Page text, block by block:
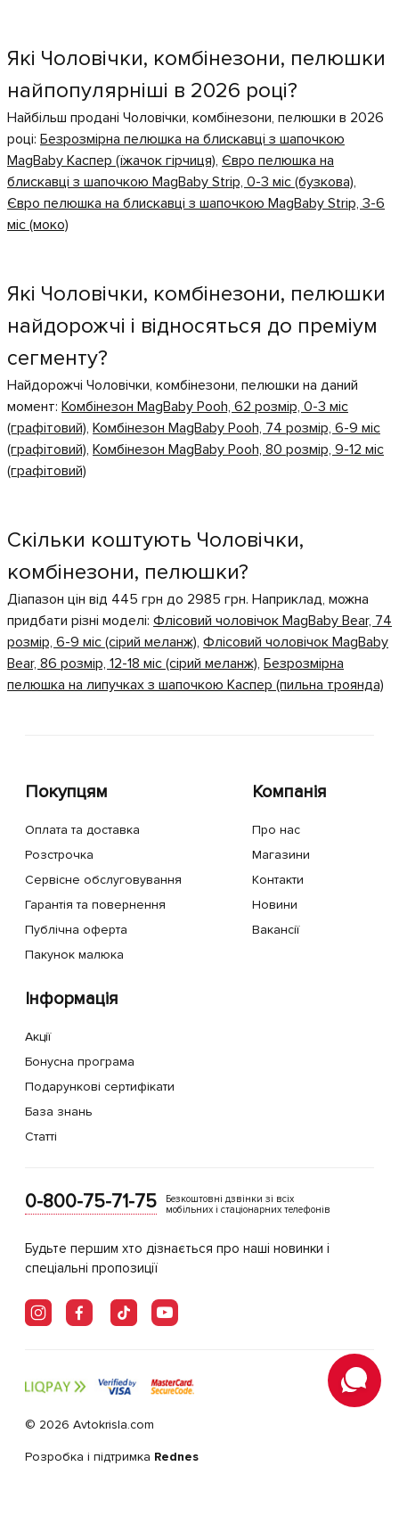
Які Чоловічки, комбінезони, пелюшки
найпопулярніші в 2026 році?
Найбільш продані Чоловічки, комбінезони, пелюшки в 2026
році: Безрозмірна пелюшка на блискавці з шапочкою
MagBaby Каспер (їжачок гірчиця), Євро пелюшка на
блискавці з шапочкою MagBaby Strip, 0-3 міс (бузкова),
Євро пелюшка на блискавці з шапочкою MagBaby Strip, 3-6
міс (моко)
Які Чоловічки, комбінезони, пелюшки
найдорожчі і відносяться до преміум
сегменту?
Найдорожчі Чоловічки, комбінезони, пелюшки на даний
момент: Комбінезон MagBaby Pooh, 62 розмір, 0-3 міс
(графітовий), Комбінезон MagBaby Pooh, 74 розмір, 6-9 міс
(графітовий), Комбінезон MagBaby Pooh, 80 розмір, 9-12 міс
(графітовий)
Скільки коштують Чоловічки,
комбінезони, пелюшки?
Діапазон цін від 445 грн до 2985 грн. Наприклад, можна
придбати різні моделі: Флісовий чоловічок MagBaby Bear, 74
розмір, 6-9 міс (сірий меланж), Флісовий чоловічок MagBaby
Bear, 86 розмір, 12-18 міс (сірий меланж), Безрозмірна
пелюшка на липучках з шапочкою Каспер (пильна троянда)
Покупцям
Оплата та доставка
Розстрочка
Сервісне обслуговування
Гарантія та повернення
Публічна оферта
Пакунок малюка
Компанія
Про нас
Магазини
Контакти
Новини
Вакансії
Інформація
Акції
Бонусна програма
Подарункові сертифікати
База знань
Статті
0-800-75-71-75
Безкоштовні дзвінки зі всіх
мобільних і стаціонарних телефонів
Будьте першим хто дізнається про наші новинки і
спеціальні пропозиції
© 2026 Avtokrisla.com
Розробка і підтримка Rednes